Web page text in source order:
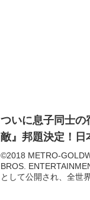
ついに息子同士
敵』邦題決定！
©2018 METRO-
BROS.
として公開され、全世